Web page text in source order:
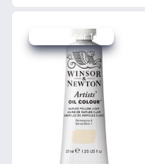
Udsalg - spar 16 %